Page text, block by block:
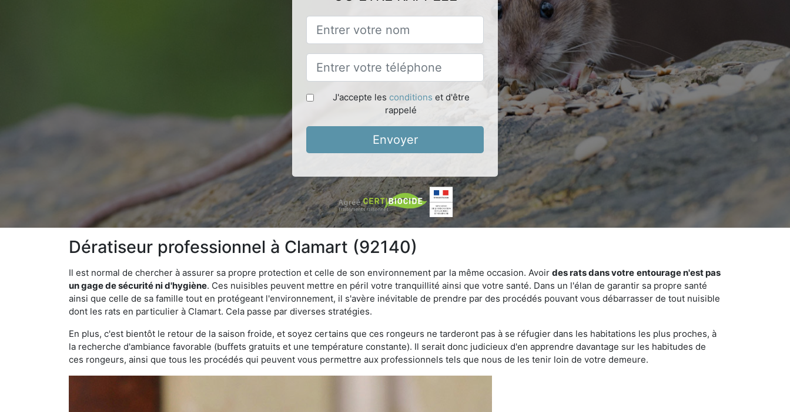
J'accepte les conditions et d'être
rappelé
Envoyer
Dératiseur professionnel à Clamart (92140)
Il est normal de chercher à assurer sa propre protection et celle de son environnement par la même occasion. Avoir des rats dans votre entourage n'est pas
un gage de sécurité ni d'hygiène. Ces nuisibles peuvent mettre en péril votre tranquillité ainsi que votre santé. Dans un l'élan de garantir sa propre santé
ainsi que celle de sa famille tout en protégeant l'environnement, il s'avère inévitable de prendre par des procédés pouvant vous débarrasser de tout nuisible
dont les rats en particulier à Clamart. Cela passe par diverses stratégies.
En plus, c'est bientôt le retour de la saison froide, et soyez certains que ces rongeurs ne tarderont pas à se réfugier dans les habitations les plus proches, à
la recherche d'ambiance favorable (buffets gratuits et une température constante). Il serait donc judicieux d'en apprendre davantage sur les habitudes de
ces rongeurs, ainsi que tous les procédés qui peuvent vous permettre aux professionnels tels que nous de les tenir loin de votre demeure.